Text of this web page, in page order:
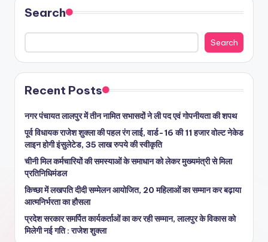
Search
Search
Recent Posts
नगर पंचायत लालपुर में तीन नामित सभासदों ने ली पद एवं गोपनीयता की शपथ
पूर्व विधायक राजेश शुक्ला की पहल रंग लाई, वार्ड-16 की 11 हजार वोल्ट नेकेड
लाइन होगी इंसुलेटेड, 35 लाख रुपये की स्वीकृति
चीनी मिल कर्मचारियों की समस्याओं के समाधान को लेकर मुख्यमंत्री से मिला
प्रतिनिधिमंडल
किच्छा में लखपति दीदी सम्मेलन आयोजित, 20 महिलाओं का सम्मान कर बढ़ाया
आत्मनिर्भरता का हौसला
प्रदेश सरकार समर्पित कार्यकर्ताओं का कर रही सम्मान, लालपुर के विकास को
मिलेगी नई गति : राजेश शुक्ला